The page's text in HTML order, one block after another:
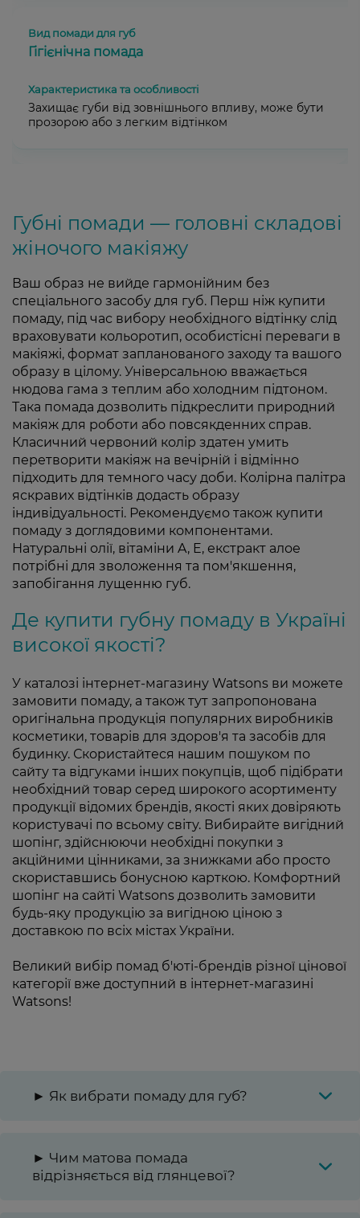
Гігієнічна помада
Захищає губи від зовнішнього впливу, може бути
прозорою або з легким відтінком
Губні помади — головні складові
жіночого макіяжу
Ваш образ не вийде гармонійним без
спеціального засобу для губ. Перш ніж купити
помаду, під час вибору необхідного відтінку слід
враховувати кольоротип, особистісні переваги в
макіяжі, формат запланованого заходу та вашого
образу в цілому. Універсальною вважається
нюдова гама з теплим або холодним підтоном.
Така помада дозволить підкреслити природний
макіяж для роботи або повсякденних справ.
Класичний червоний колір здатен умить
перетворити макіяж на вечірній і відмінно
підходить для темного часу доби. Колірна палітра
яскравих відтінків додасть образу
індивідуальності. Рекомендуємо також купити
помаду з доглядовими компонентами.
Натуральні олії, вітаміни A, E, екстракт алое
потрібні для зволоження та пом'якшення,
запобігання лущенню губ.
Де купити губну помаду в Україні
високої якості?
У каталозі інтернет-магазину Watsons ви можете
замовити помаду, а також тут запропонована
оригінальна продукція популярних виробників
косметики, товарів для здоров'я та засобів для
будинку. Скористайтеся нашим пошуком по
сайту та відгуками інших покупців, щоб підібрати
необхідний товар серед широкого асортименту
продукції відомих брендів, якості яких довіряють
користувачі по всьому світу. Вибирайте вигідний
шопінг, здійснюючи необхідні покупки з
акційними цінниками, за знижками або просто
скориставшись бонусною карткою. Комфортний
шопінг на сайті Watsons дозволить замовити
будь-яку продукцію за вигідною ціною з
доставкою по всіх містах України.
Великий вибір помад б'юті-брендів різної цінової
категорії вже доступний в інтернет-магазині
Watsons!
► Як вибрати помаду для губ?
► Чим матова помада
відрізняється від глянцевої?